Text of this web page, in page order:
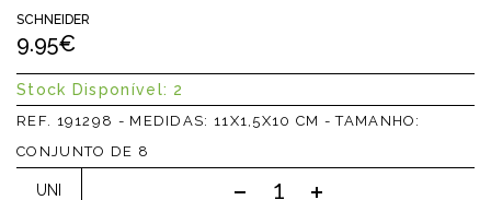
SCHNEIDER
9.95€
Stock Disponível: 2
REF. 191298 - MEDIDAS: 11X1,5X10 CM - TAMANHO:
CONJUNTO DE 8
UNI